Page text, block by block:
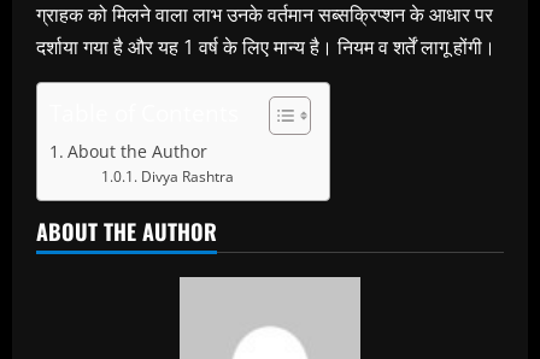
ग्राहक को मिलने वाला लाभ उनके वर्तमान सब्सक्रिप्शन के आधार पर
दर्शाया गया है और यह 1 वर्ष के लिए मान्य है। नियम व शर्तें लागू होंगी।
About the Author
Divya Rashtra
ABOUT THE AUTHOR